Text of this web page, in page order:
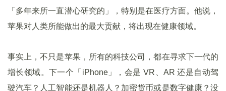
「多年来所一直潜心研究的」，特别是在医疗方面。他说，
苹果对人类所能做出的最大贡献，将出现在健康领域。
事实上，不只是苹果，所有的科技公司，都在寻求下一代的
增长领域。下一个「iPhone」，会是 VR、AR 还是自动驾
驶汽车？人工智能还是机器人？加密货币或是数字健康？没